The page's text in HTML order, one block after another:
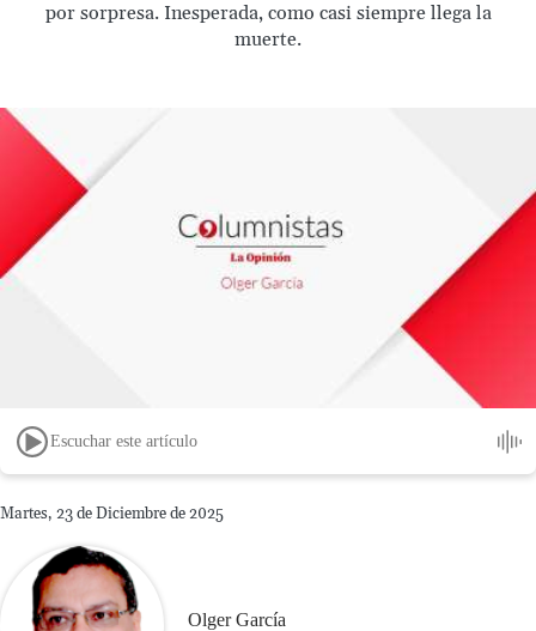
por sorpresa. Inesperada, como casi siempre llega la
muerte.
Escuchar este artículo
Martes, 23 de Diciembre de 2025
Olger García